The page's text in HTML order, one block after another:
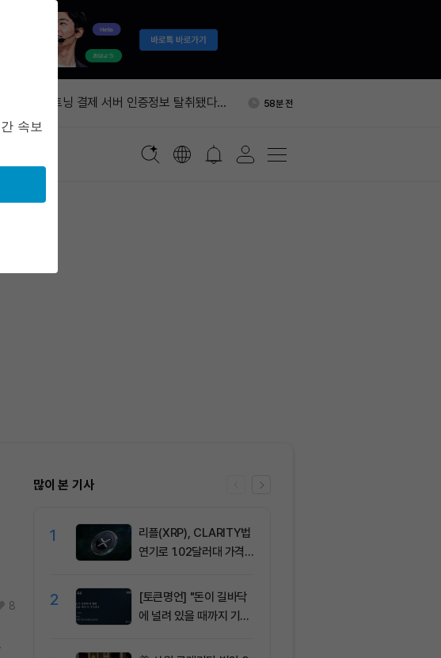
IMF '자국통화 코인, 달러 스테이블코인
라이트닝 결제 서버 인증정보 탈취됐다…
즉시 업데이트 권고
58분 전
아즈텍 공격자, ETH 300개 추가 믹싱…
지니어스 스포츠, 폴리마켓·칼시 양쪽에
라이트닝 결제 서버 인증정보 탈취됐다…
8
많이 본 기사
1
리플(XRP), CLARITY법
연기로 1.02달러대 가격
2
[토큰명언] "돈이 길바닥
에 널려 있을 때까지 기다
속보